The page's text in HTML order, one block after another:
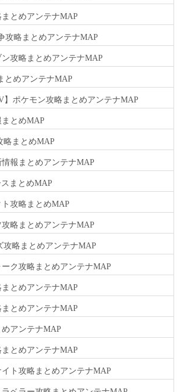
とめアンテナMAP
攻略まとめアンテナMAP
攻略まとめアンテナMAP
めアンテナMAP
ポケモン攻略まとめアンテナMAP
とめMAP
まとめMAP
報まとめアンテナMAP
まとめMAP
攻略まとめMAP
略まとめアンテナMAP
略まとめアンテナMAP
ク攻略まとめアンテナMAP
とめアンテナMAP
とめアンテナMAP
アンテナMAP
とめアンテナMAP
ト攻略まとめアンテナMAP